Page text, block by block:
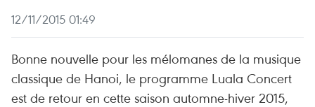
12/11/2015 01:49
Bonne nouvelle pour les mélomanes de la musique
classique de Hanoi, le programme Luala Concert
est de retour en cette saison automne-hiver 2015,